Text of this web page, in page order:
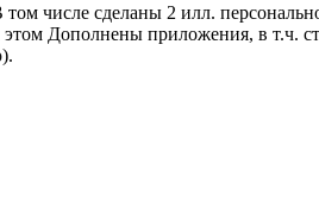
числе сделаны 2 илл.
Дополнены приложения, в т.ч.